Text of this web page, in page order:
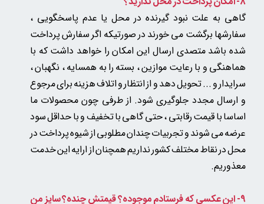
گاهی به علت نبود گیرنده در محل یا عدم پاسخگویی ،
سفارشها برگشت می خورند در صورتیکه اگر سفارش پرداخت
شده باشد متصدی ارسال این امکان را خواهد داشت که با
هماهنگی و با رعایت موازین ، بسته را به همسایه ، نگهبان ،
سرایدار و ... تحویل دهد و از انتظار و اتلاف هزینه برای مرجوع
و ارسال مجدد جلوگیری شود. از طرفی چون محصولات ما
اساسا با قیمت رقابتی ، حتی گاهی با تخفیف و با حداقل سود
عرضه می شوند و تجربیات چندان مطلوبی از شیوه پرداخت در
محل در نقاط مختلف کشور نداریم همچنان از ارایه این خدمت
معذوریم.
9- این عکسی که فرستادم موجوده؟ قیمتش چنده؟ سایز من